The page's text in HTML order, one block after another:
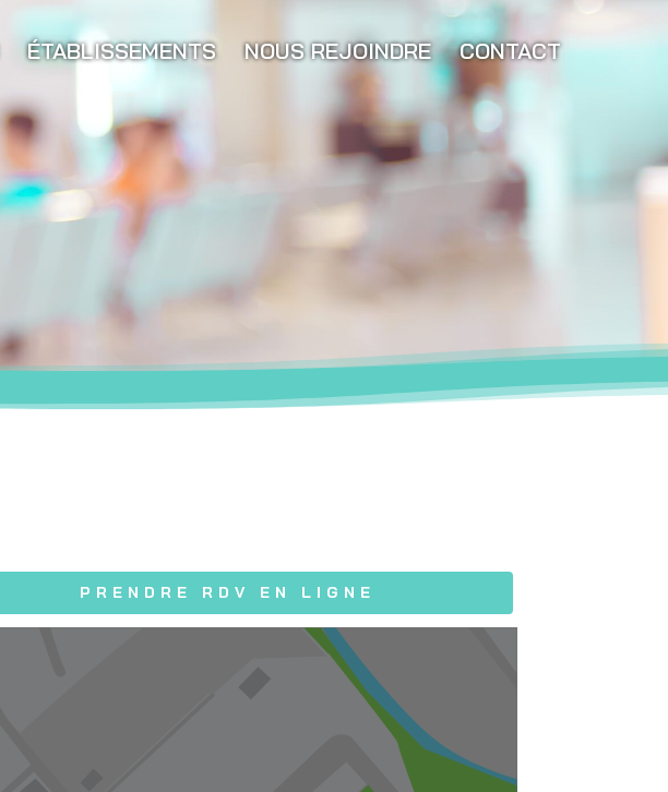
ÉTABLISSEMENTS NOUS REJOINDRE CONTACT
PRENDRE RDV EN LIGNE